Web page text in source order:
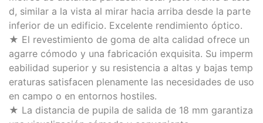
d, similar a la vista al mirar hacia arriba desde la parte
inferior de un edificio. Excelente rendimiento óptico.
★ El revestimiento de goma de alta calidad ofrece un
agarre cómodo y una fabricación exquisita. Su imperm
eabilidad superior y su resistencia a altas y bajas temp
eraturas satisfacen plenamente las necesidades de uso
en campo o en entornos hostiles.
★ La distancia de pupila de salida de 18 mm garantiza